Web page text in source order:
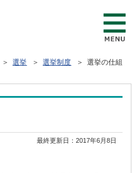
＞選挙 ＞選挙制度 ＞ 選挙の仕組
最終更新日：2017年6月8日